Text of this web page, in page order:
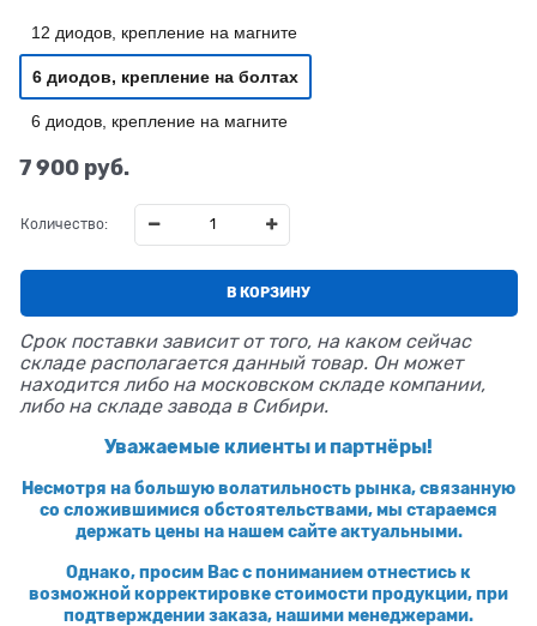
12 диодов, крепление на магните
6 диодов, крепление на болтах
6 диодов, крепление на магните
7 900 руб.
Количество:
В КОРЗИНУ
Срок поставки зависит от того, на каком сейчас
складе располагается данный товар. Он может
находится либо на московском складе компании,
либо на складе завода в Сибири.
Уважаемые клиенты и партнёры!
Несмотря на большую волатильность рынка, связанную
со сложившимися обстоятельствами, мы стараемся
держать цены на нашем сайте актуальными.
Однако, просим Вас с пониманием отнестись к
возможной корректировке стоимости продукции, при
подтверждении заказа, нашими менеджерами.